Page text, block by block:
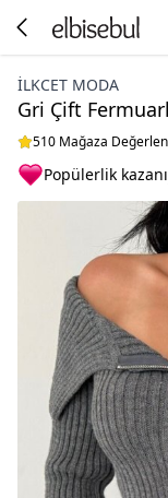
İLKCET MODA
Gri Çift
510 Mağaza
Popülerlik